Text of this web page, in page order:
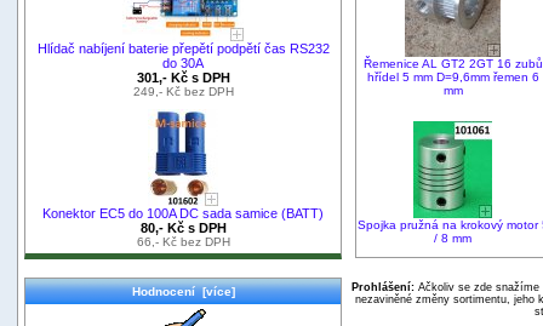
Hlídač nabíjení baterie přepětí podpětí čas RS232
do 30A
301,- Kč s DPH
249,- Kč bez DPH
Konektor EC5 do 100A DC sada samice (BATT)
80,- Kč s DPH
66,- Kč bez DPH
Hodnocení [více]
Řemenice AL GT2 2GT 16 zubů
hřídel 5 mm D=9,6mm řemen 6
mm
Spojka pružná na krokový motor
/ 8 mm
Prohlášení:Ačkoliv se zde snažíme
nezaviněné změny sortimentu, jeho